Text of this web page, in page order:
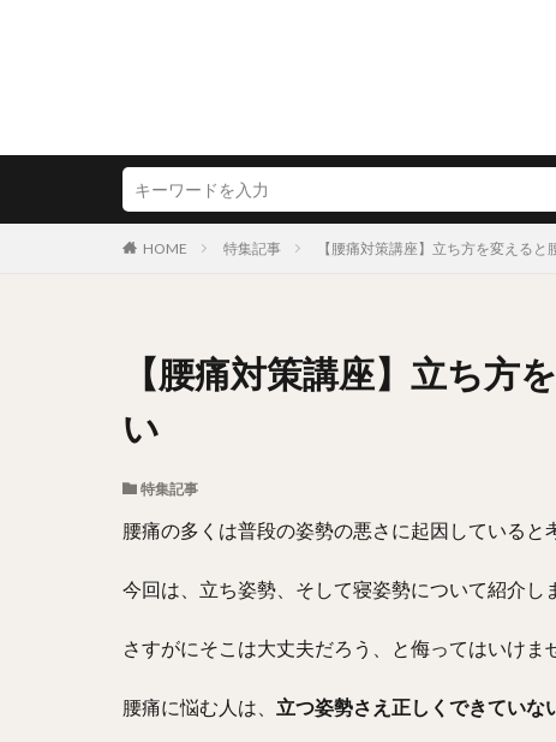
HOME 特集記事 【腰痛対策講座】立ち方を変える
【腰痛対策講座】立ち方
い
特集記事
腰痛の多くは普段の姿勢の悪さに起因していると
今回は、立ち姿勢、そして寝姿勢について紹介し
さすがにそこは大丈夫だろう、と侮ってはいけま
腰痛に悩む人は、 立つ姿勢さえ正しくできていな